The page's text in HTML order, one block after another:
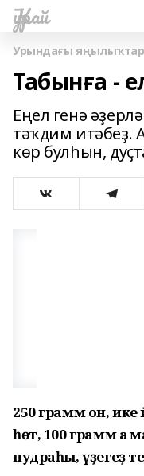
Ҡурай
Урындағы яңылыҡтар
Табынға -
Еңел генә
тәҡдим итәбеҙ.
көр булһын,
250 грамм он, ике
һөт, 100 грамм аҡ
пудраһы, үҙегеҙ